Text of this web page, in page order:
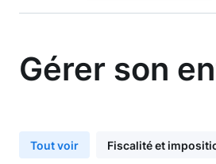
Gérer son
Tout voir Fiscalité et